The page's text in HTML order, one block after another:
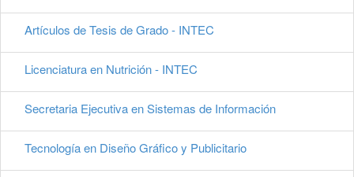
Artículos de Tesis de Grado - INTEC
Licenciatura en Nutrición - INTEC
Secretaria Ejecutiva en Sistemas de Información
Tecnología en Diseño Gráfico y Publicitario